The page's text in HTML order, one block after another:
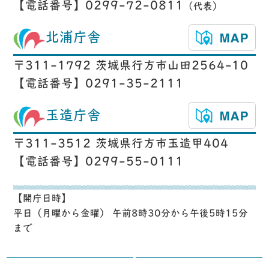
【電話番号】0299-72-0811
（代表）
北浦庁舎
〒311-1792 茨城県行方市山田2564-10
【電話番号】0291-35-2111
玉造庁舎
〒311-3512 茨城県行方市玉造甲404
【電話番号】0299-55-0111
【開庁日時】
平日（月曜から金曜） 午前8時30分から午後5時15分
まで